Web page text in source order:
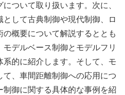
ついて取り扱います。次に、
して古典制御や現代制御、ロ
概要について解説するととも
デルベース制御とモデルフリ
的に紹介します。そして、モ
、車間距離制御への応用につ
御に関する具体的な事例を紹